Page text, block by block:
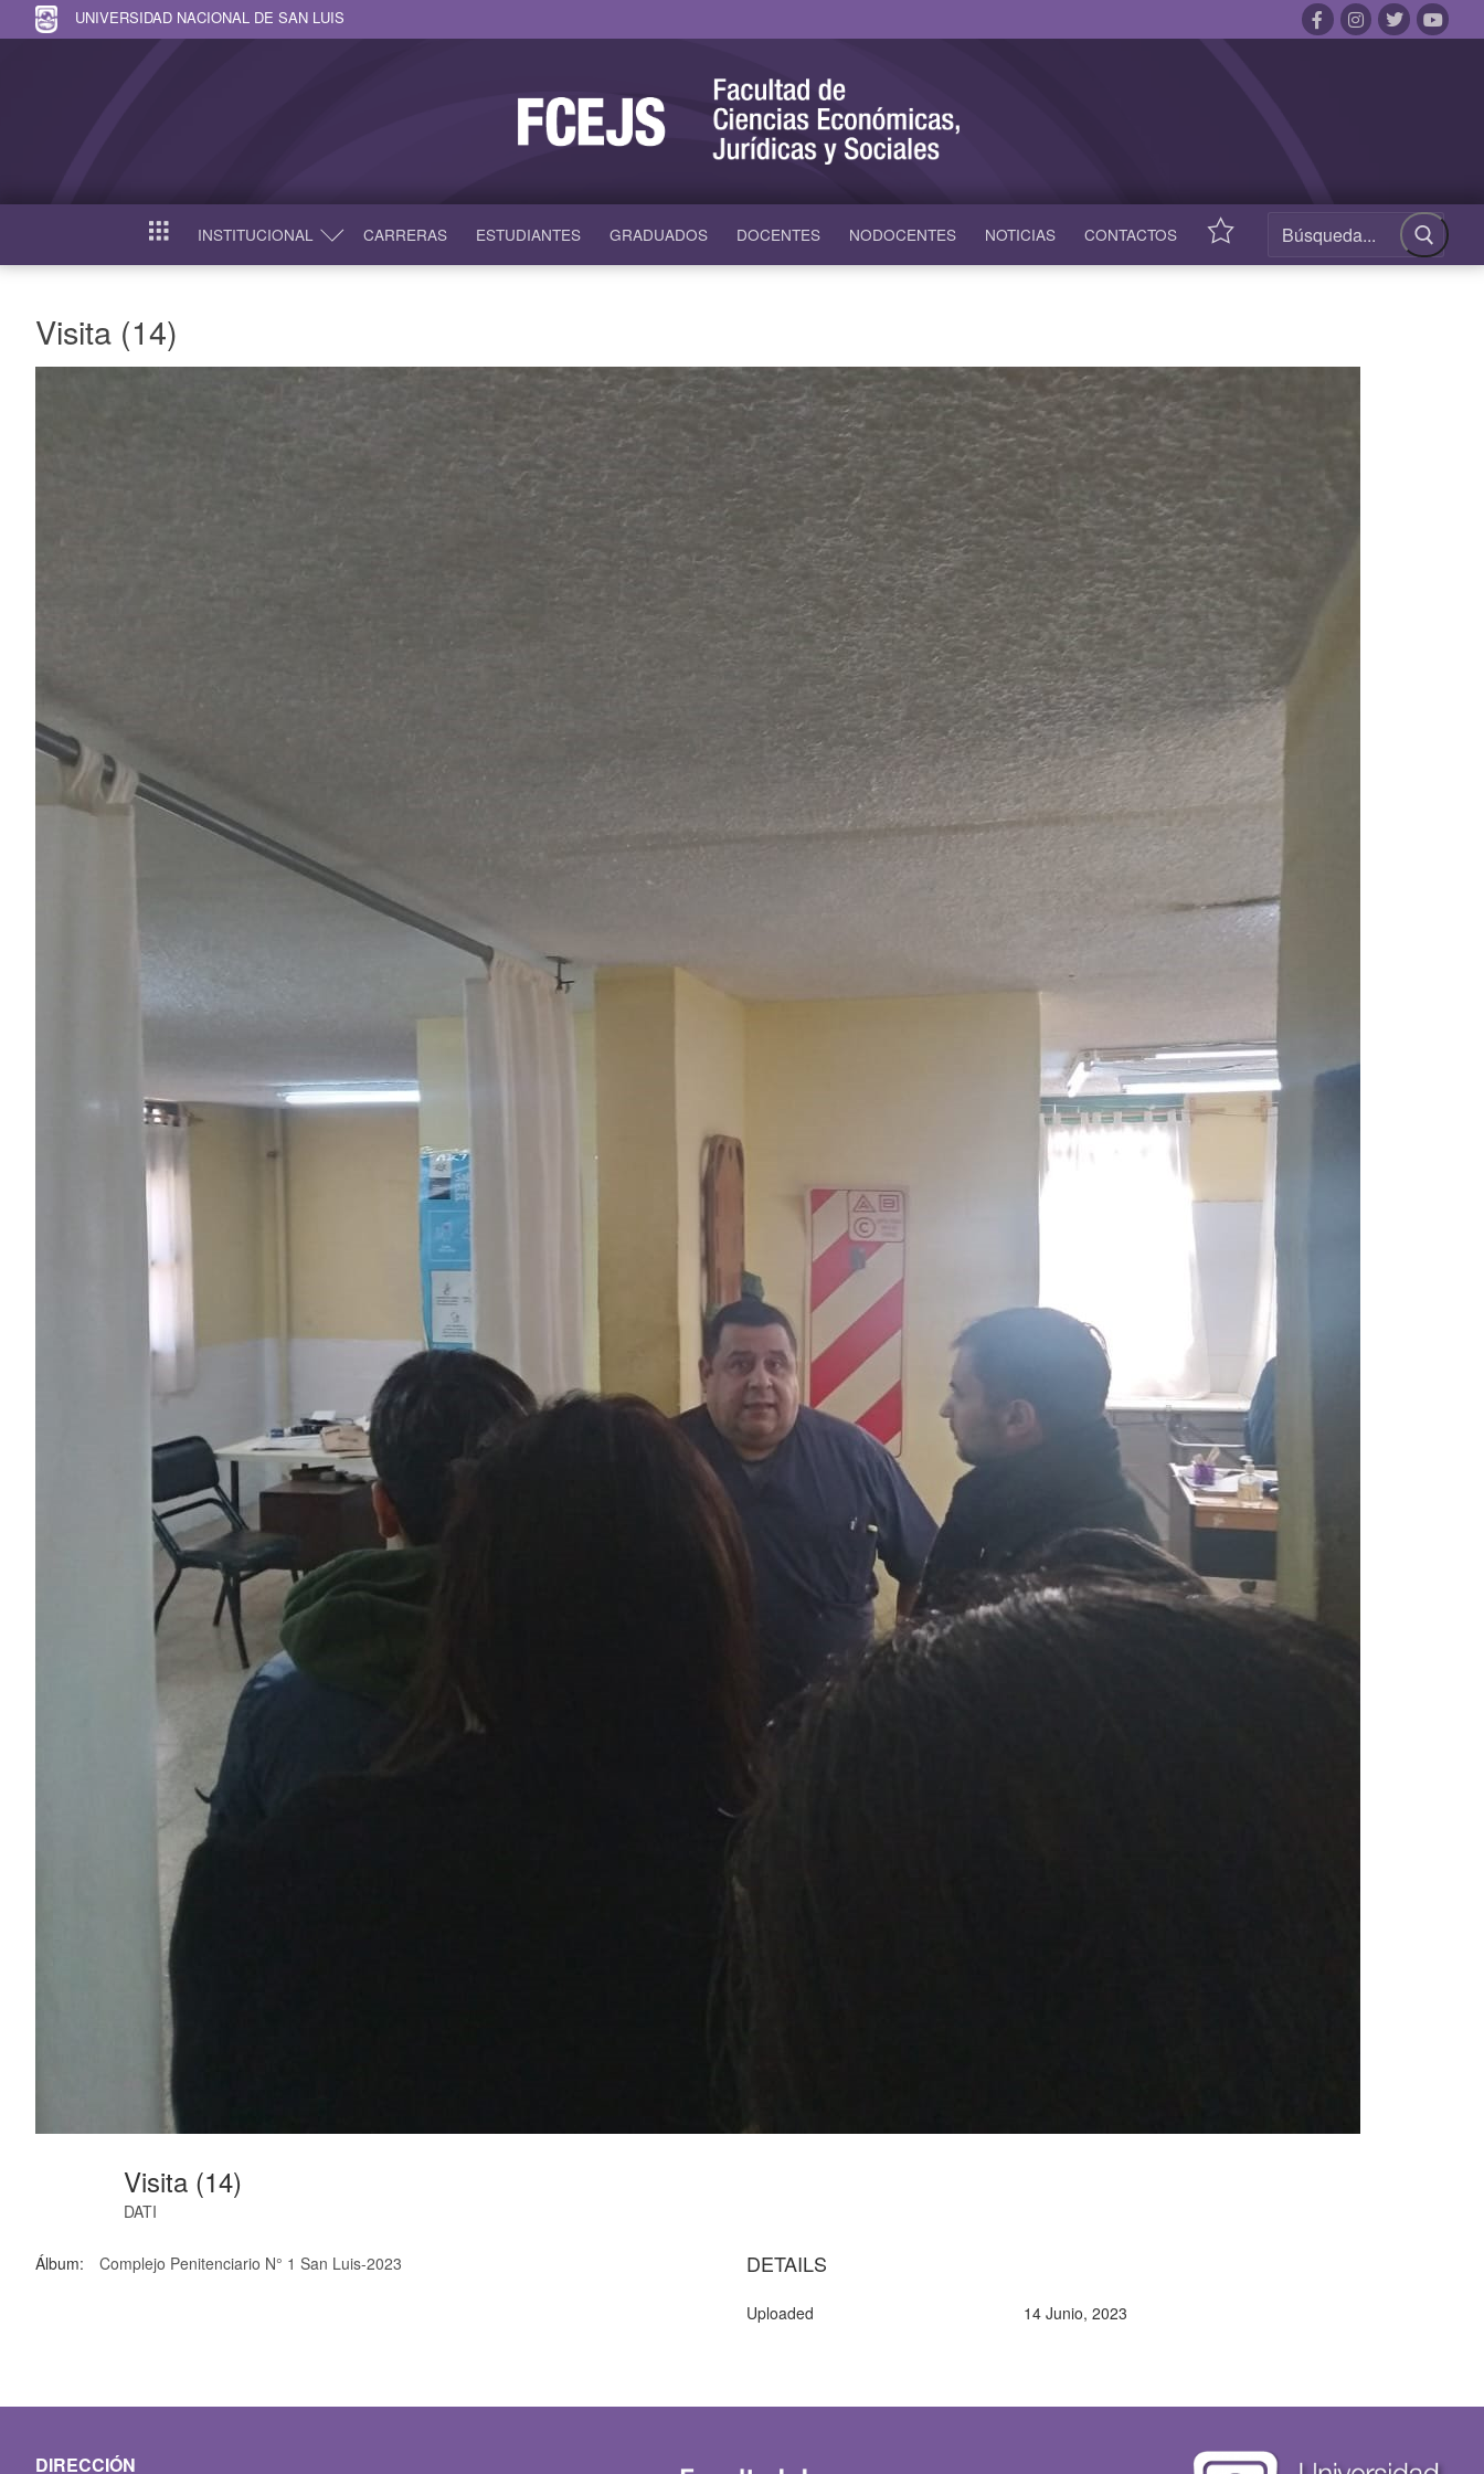
UNIVERSIDAD NACIONAL DE SAN LUIS
INICIO INSTITUCIONAL CARRERAS ESTUDIANTES GRADUADOS DOCENTES NODOCENTES NOTICIAS CONTACTOS ACCESOS
Visita (14)
Visita (14)
DATI
Álbum: Complejo Penitenciario N° 1 San Luis-2023 DETAILS
Uploaded 14 Junio, 2023
DIRECCIÓN